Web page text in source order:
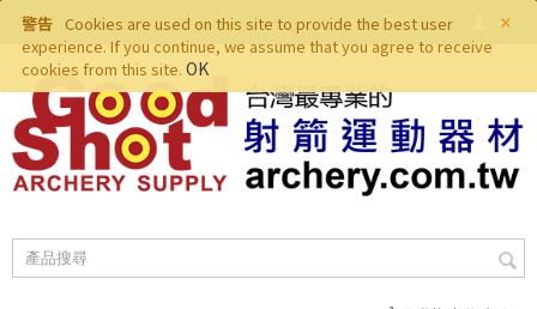
×
警告 Cookies are used on this site to provide the best user
experience. If you continue, we assume that you agree to receive
cookies from this site. OK